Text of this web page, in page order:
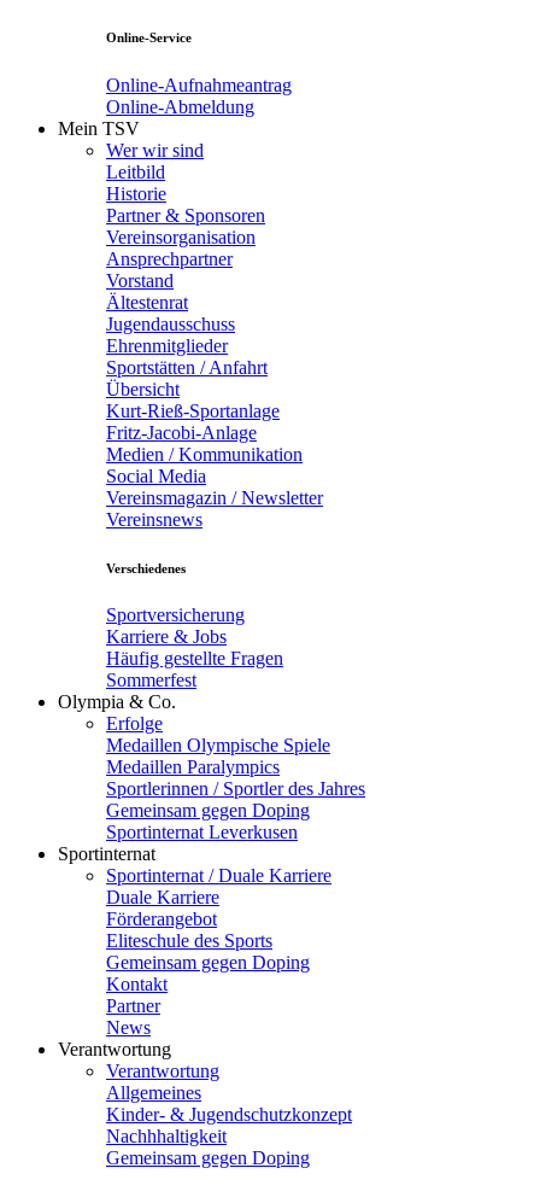
Online-Service
Online-Aufnahmeantrag
Online-Abmeldung
Mein TSV
Wer wir sind
Leitbild
Historie
Partner & Sponsoren
Vereinsorganisation
Ansprechpartner
Vorstand
Ältestenrat
Jugendausschuss
Ehrenmitglieder
Sportstätten / Anfahrt
Übersicht
Kurt-Rieß-Sportanlage
Fritz-Jacobi-Anlage
Medien / Kommunikation
Social Media
Vereinsmagazin / Newsletter
Vereinsnews
Verschiedenes
Sportversicherung
Karriere & Jobs
Häufig gestellte Fragen
Sommerfest
Olympia & Co.
Erfolge
Medaillen Olympische Spiele
Medaillen Paralympics
Sportlerinnen / Sportler des Jahres
Gemeinsam gegen Doping
Sportinternat Leverkusen
Sportinternat
Sportinternat / Duale Karriere
Duale Karriere
Förderangebot
Eliteschule des Sports
Gemeinsam gegen Doping
Kontakt
Partner
News
Verantwortung
Verantwortung
Allgemeines
Kinder- & Jugendschutzkonzept
Nachhhaltigkeit
Gemeinsam gegen Doping